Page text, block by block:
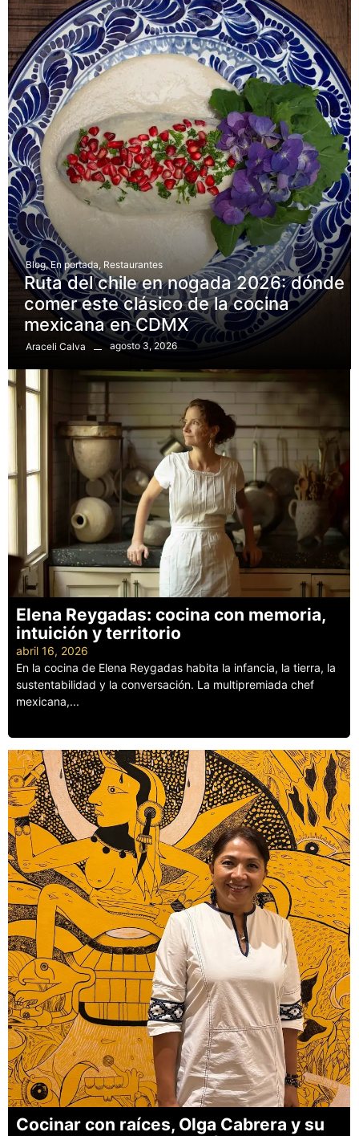
Blog, En portada Restaurantes
Ruta del chile en nogada 2026: dónde
comer este clásico de la cocina
mexicana en CDMX
Araceli Calva agosto 3, 2026
Elena Reygadas: cocina con memoria,
intuición y territorio
abril 16, 2026
En la cocina de Elena Reygadas habita la infancia, la tierra, la
sustentabilidad y la conversación. La multipremiada chef
mexicana,...
Cocinar con raíces, Olga Cabrera y su